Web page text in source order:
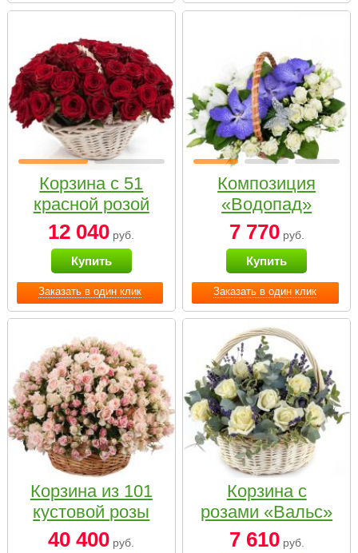
Заказать в один клик
Корзина с 51
красной розой
12 040 руб.
Купить
Заказать в один клик
Композиция
«Водопад»
7 770руб.
Купить
Корзина из 101
кустовой розы
нежных тонов
40 400 руб.
Корзина с
розами «Вальс»
7 610руб.